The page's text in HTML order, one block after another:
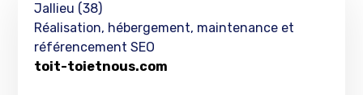
Jallieu (38)
Réalisation, hébergement, maintenance et
référencement SEO
toit-toietnous.com